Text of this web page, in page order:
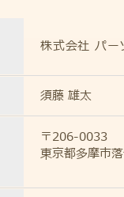
株式会社 パー
須藤 雄太
〒206-0033
東京都多摩市